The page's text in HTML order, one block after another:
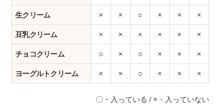
生クリーム × × ○ × × ×
豆乳クリーム × × × × × ×
チョコクリーム ○ × ○ × × ×
ヨーグルトクリーム × × ○ × × ×
〇・入っている / ×・入っていない